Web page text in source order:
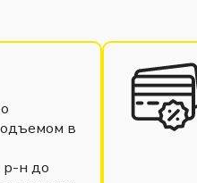
в
р-н до